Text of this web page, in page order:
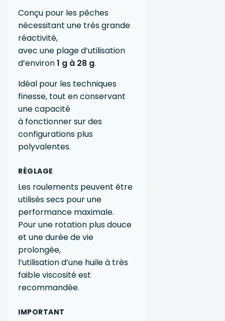
Conçu pour les pêches
nécessitant une très grande
réactivité,
avec une plage d’utilisation
d’environ1 g à 28 g.
Idéal pour les techniques
finesse, tout en conservant
une capacité
à fonctionner sur des
configurations plus
polyvalentes.
RÉGLAGE
Les roulements peuvent être
utilisés secs pour une
performance maximale.
Pour une rotation plus douce
et une durée de vie
prolongée,
l’utilisation d’une huile à très
faible viscosité est
recommandée.
IMPORTANT